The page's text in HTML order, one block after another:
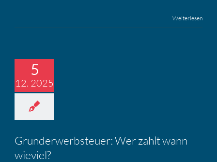
Weiterlesen
5
12. 2025
Grund­er­werb­steuer: Wer zahlt wann
wieviel?